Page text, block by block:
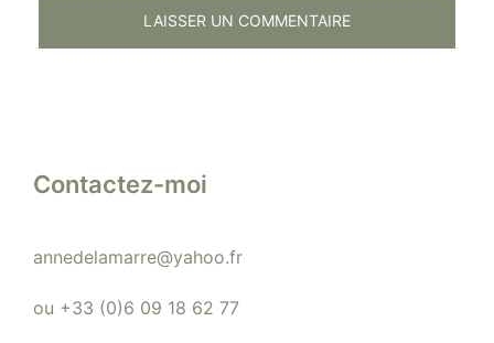
Contactez-moi
annedelamarre@yahoo.fr
ou +33 (0)6 09 18 62 77